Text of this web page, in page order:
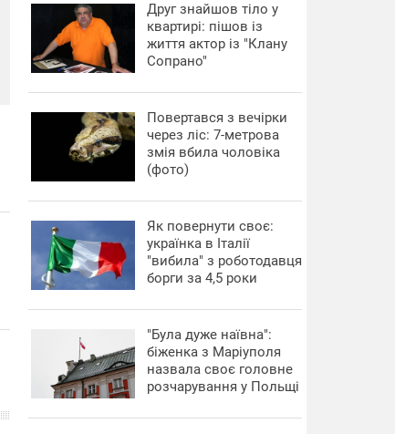
Друг знайшов тіло у
квартирі: пішов із
життя актор із "Клану
Сопрано"
Повертався з вечірки
через ліс: 7-метрова
змія вбила чоловіка
(фото)
​Як повернути своє:
українка в Італії
"вибила" з роботодавця
борги за 4,5 роки
"Була дуже наївна":
біженка з Маріуполя
назвала своє головне
розчарування у Польщі